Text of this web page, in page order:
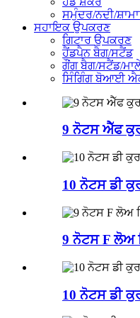
ਸਮੁੰਦਰ/ਨਦੀ/
ਸਹਾਇਕ ਉਪਕਰਣ
ਗਿਟਾਰ ਉਪਕਰਣ
ਹੈਂਡਪੈਨ ਬੈਗ/ਸਟੈਂਡ
ਗੌਂਗ ਬੈਗ/ਸਟੈਂਡ/
ਸਿੰਗਿੰਗ ਬੋਆਈ
9 ਨੋਟਸ ਐੱਫ
10 ਨੋਟਸ ਡੀ
9 ਨੋਟਸ F ਲੋਅ
10 ਨੋਟਸ ਡੀ